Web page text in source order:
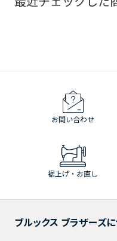
お問い合わせ
裾上げ・お直し
ブルックス ブラザーズ